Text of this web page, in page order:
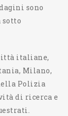
sono
italiane,
Milano,
Polizia
di ricerca e